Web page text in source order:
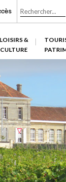
LOISIRS &
CULTURE